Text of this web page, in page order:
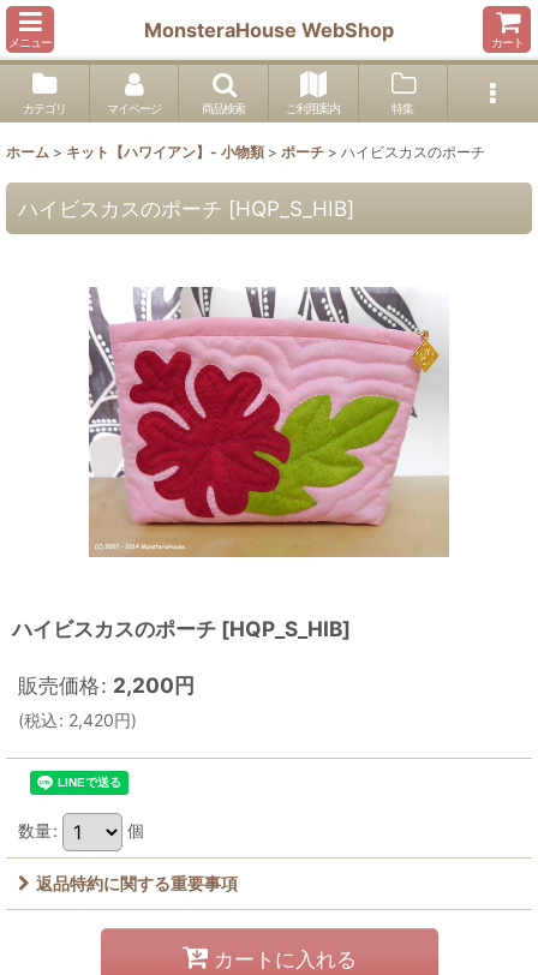
メニュー
MonsteraHouse WebShop
カート
カテゴリ マイページ 商品検索 ご利用案内 特集
ホーム > キット【ハワイアン】- 小物類 > ポーチ > ハイビスカスのポーチ
ハイビスカスのポーチ [HQP_S_HIB]
ハイビスカスのポーチ [HQP_S_HIB]
販売価格: 2,200円
(税込: 2,420円)
数量: 個
返品特約に関する重要事項
カートに入れる